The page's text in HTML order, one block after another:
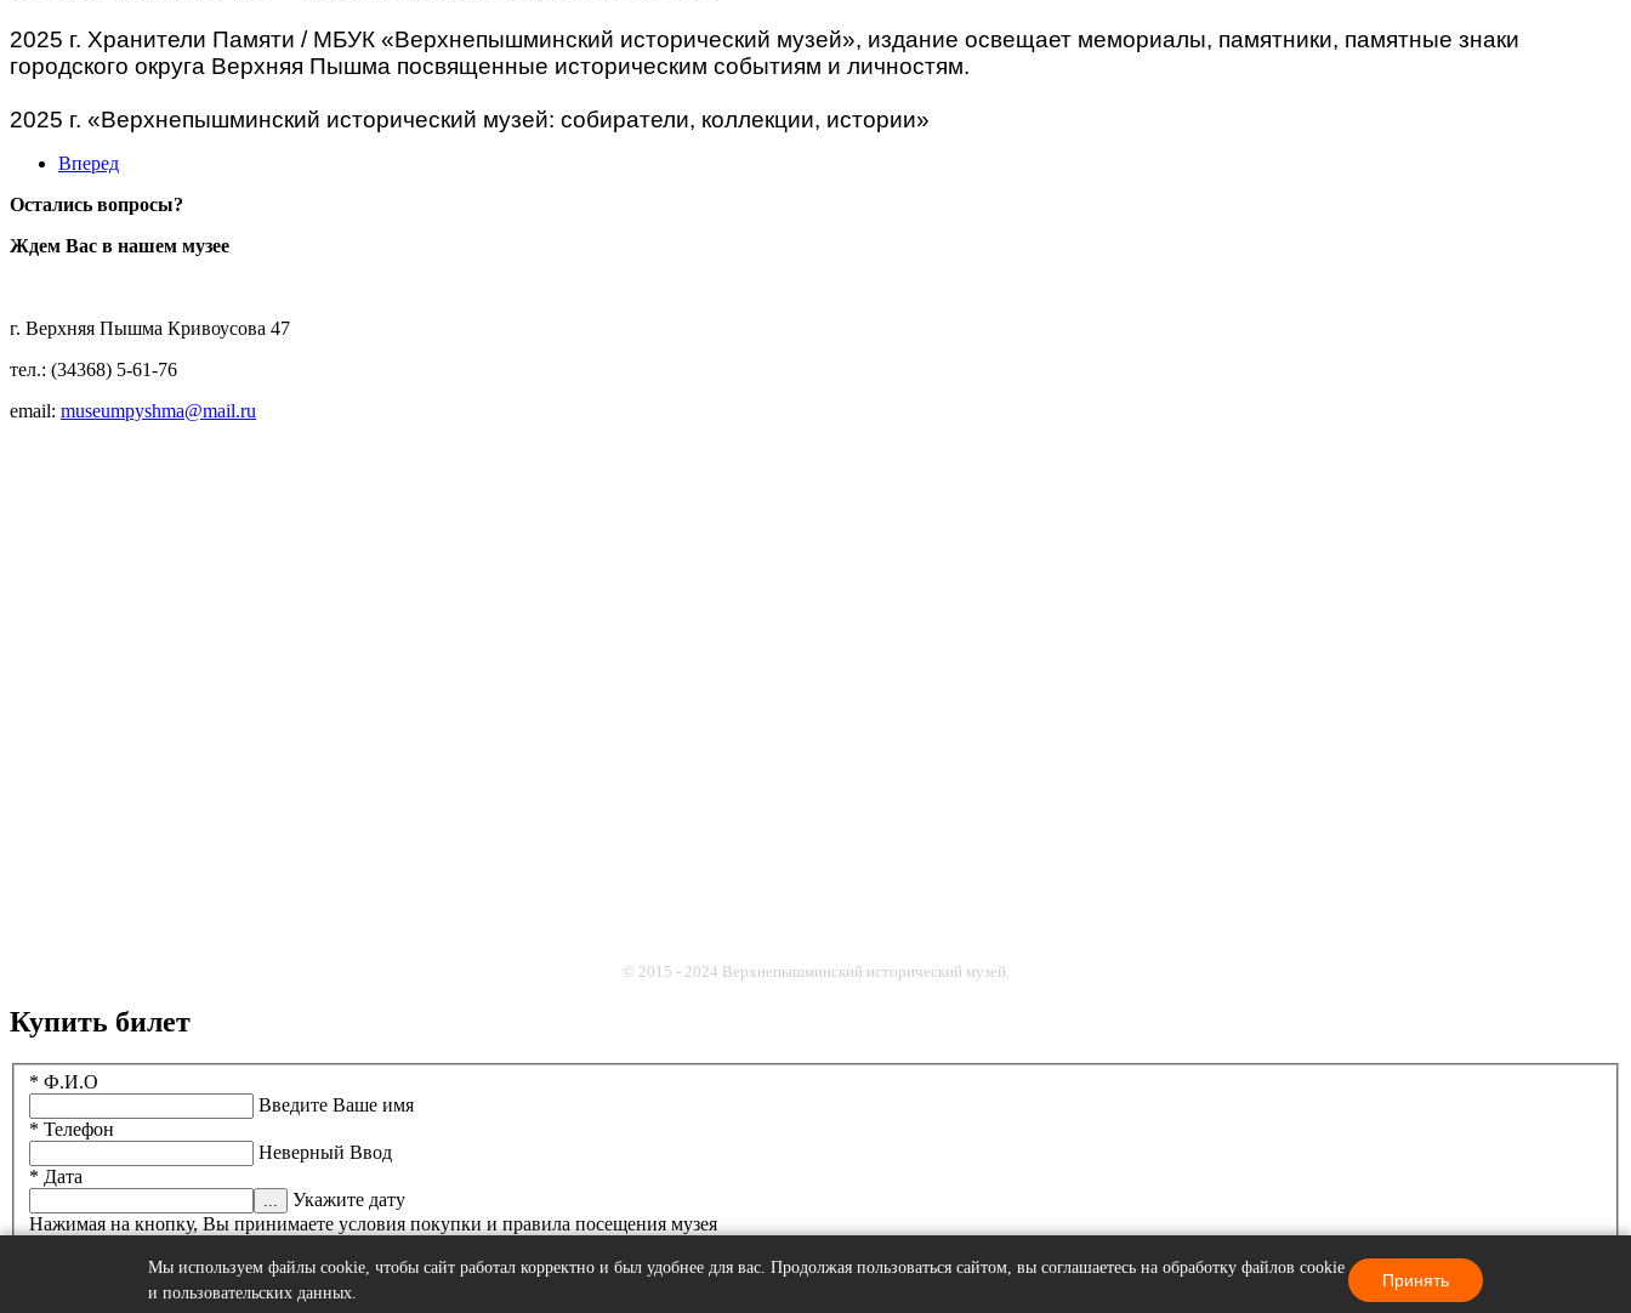
2025 г. Хранители Памяти / МБУК «Верхнепышминский исторический музей», издание освещает мемориалы, памятники, памятные знаки
городского округа Верхняя Пышма посвященные историческим событиям и личностям.
2025 г. «Верхнепышминский исторический музей: собиратели, коллекции, истории»
Вперед
Остались вопросы?
Ждем Вас в нашем музее
г. Верхняя Пышма Кривоусова 47
тел.: (34368) 5-61-76
email: museumpyshma@mail.ru
© 2015 - 2024 Верхнепышминский исторический музей.
Купить билет
* Ф.И.О
Введите Ваше имя
* Телефон
Неверный Ввод
* Дата
Укажите дату
Нажимая на кнопку, Вы принимаете условия покупки и правила посещения музея
Купить билет онлайнМы используем файлы cookie, чтобы сайт работал корректно и был удобнее для вас. Продолжая пользоваться сайтом, вы соглашаетесь на обработку файлов cookie
и пользовательских данных.
Принять